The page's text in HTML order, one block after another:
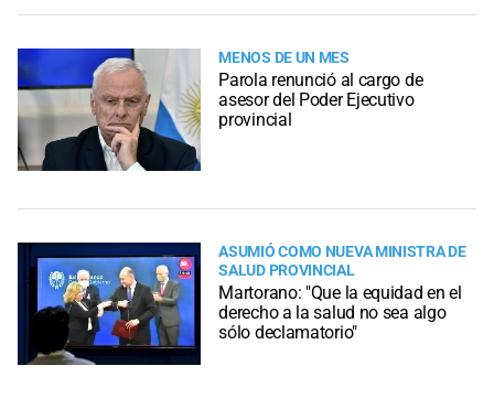
MENOS DE UN MES
Parola renunció al cargo de
asesor del Poder Ejecutivo
provincial
ASUMIÓ COMO NUEVA MINISTRA DE
SALUD PROVINCIAL
Martorano: "Que la equidad en el
derecho a la salud no sea algo
sólo declamatorio"